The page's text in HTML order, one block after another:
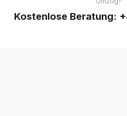
Kostenlose Beratung: